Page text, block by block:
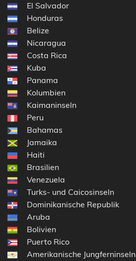
El Salvador
Honduras
Belize
Nicaragua
Costa Rica
Kuba
Panama
Kolumbien
Kaimaninseln
Peru
Bahamas
Jamaika
Haiti
Brasilien
Venezuela
Turks- und Caicosinseln
Dominikanische Republik
Aruba
Bolivien
Puerto Rico
Amerikanische Jungferninseln